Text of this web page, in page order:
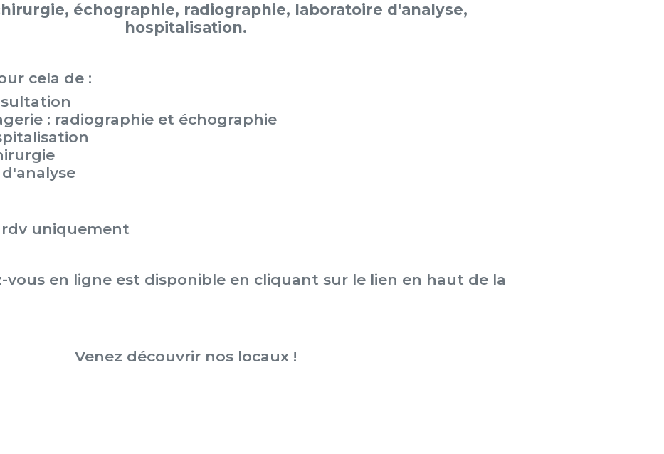
échographie, radiographie, laboratoire d'analyse,
hospitalisation.
cela de :
: radiographie et échographie
uniquement
vous en ligne est disponible en cliquant sur le lien en haut de la
Venez découvrir nos locaux !